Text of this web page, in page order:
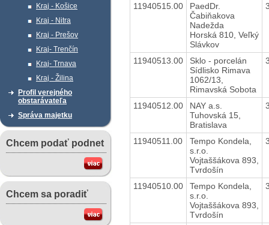
Kraj - Košice
Kraj - Nitra
Kraj - Prešov
Kraj- Trenčín
Kraj- Trnava
Kraj - Žilina
Profil verejného
obstarávateľa
Správa majetku
Chcem podať podnet
Chcem sa poradiť
11940515.00
PaedDr.
Čabiňakova
Nadežda
Horská 810, Veľký
Slávkov
11940513.00
Sklo - porcelán
Sídlisko Rimava
1062/13,
Rimavská Sobota
11940512.00
NAY a.s.
Tuhovská 15,
Bratislava
11940511.00
Tempo Kondela,
s.r.o.
Vojtaššákova 893,
Tvrdošín
11940510.00
Tempo Kondela,
s.r.o.
Vojtaššákova 893,
Tvrdošín